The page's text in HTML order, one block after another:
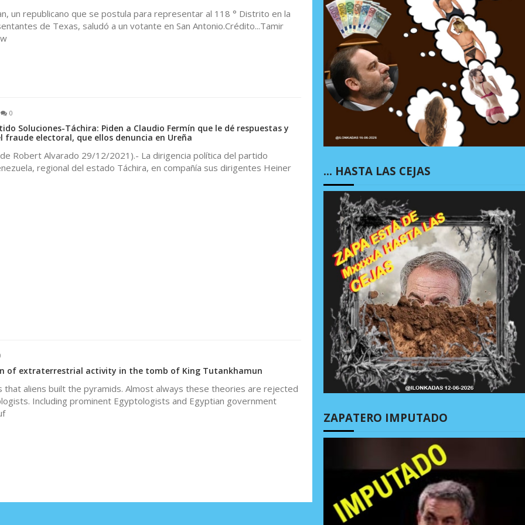
un republicano que se postula para representar al 118 ° Distrito en la
de Texas, saludó a un votante en San Antonio.Crédito...Tamir
0
Soluciones-Táchira: Piden a Claudio Fermín que le dé respuestas y
fraude electoral, que ellos denuncia en Ureña
Robert Alvarado 29/12/2021).- La dirigencia política del partido
regional del estado Táchira, en compañía sus dirigentes Heiner
of extraterrestrial activity in the tomb of King Tutankhamun
that aliens built the pyramids. Almost always these theories are rejected
Including prominent Egyptologists and Egyptian government
… HASTA LAS CEJAS
ZAPATERO IMPUTADO